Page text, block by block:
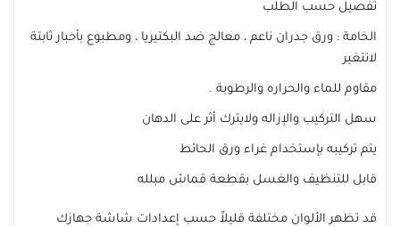
تفصيل حسب الطلب
الخامة : ورق جدران ناعم ، معالج ضد البكتيريا ، ومطبوع بأحبار ثابتة
لاتتغير
مقاوم للماء والحراره والرطوبة .
سهل التركيب والإزاله ولايترك أثر على الدهان
يتم تركيبه بإستخدام غراء ورق الحائط
قابل للتنظيف والغسل بقطعة قماش مبلله
قد تظهر الألوان مختلفة قليلاً حسب إعدادات شاشة جهازك